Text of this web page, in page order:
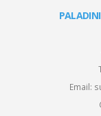
Email: